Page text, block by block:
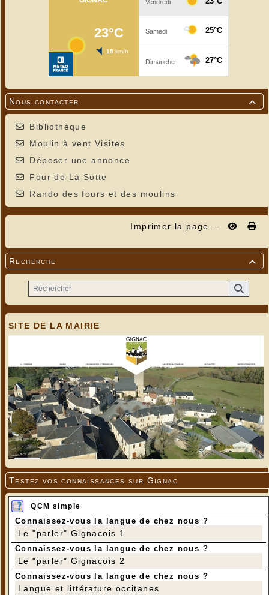

Nous contacter
Bibliothèque
Moulin à vent Visites
Déposer une annonce
Four de La Sotte
Rando des fours et des moulins
Imprimer la page...

Recherche
SITE DE LA MAIRIE
Testez vos connaissances sur Gignac
QCM simple
Connaissez-vous la langue de chez nous ?
Le "parler" Gignacois 1
Connaissez-vous la langue de chez nous ?
Le "parler" Gignacois 2
Connaissez-vous la langue de chez nous ?
Langue et littérature occitanes